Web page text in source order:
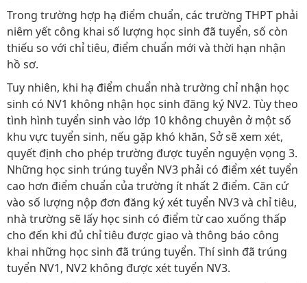
Trong trường hợp hạ điểm chuẩn, các trường THPT phải
niêm yết công khai số lượng học sinh đã tuyển, số còn
thiếu so với chỉ tiêu, điểm chuẩn mới và thời hạn nhận
hồ sơ.
Tuy nhiên, khi hạ điểm chuẩn nhà trường chỉ nhận học
sinh có NV1 không nhận học sinh đăng ký NV2. Tùy theo
tình hình tuyển sinh vào lớp 10 không chuyên ở một số
khu vực tuyển sinh, nếu gặp khó khăn, Sở sẽ xem xét,
quyết định cho phép trường được tuyển nguyện vọng 3.
Những học sinh trúng tuyển NV3 phải có điểm xét tuyển
cao hơn điểm chuẩn của trường ít nhất 2 điểm. Căn cứ
vào số lượng nộp đơn đăng ký xét tuyển NV3 và chỉ tiêu,
nhà trường sẽ lấy học sinh có điểm từ cao xuống thấp
cho đến khi đủ chỉ tiêu được giao và thông báo công
khai những học sinh đã trúng tuyển. Thí sinh đã trúng
tuyển NV1, NV2 không được xét tuyển NV3.